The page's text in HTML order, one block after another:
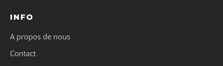
INFO
A propos de nous
Contact